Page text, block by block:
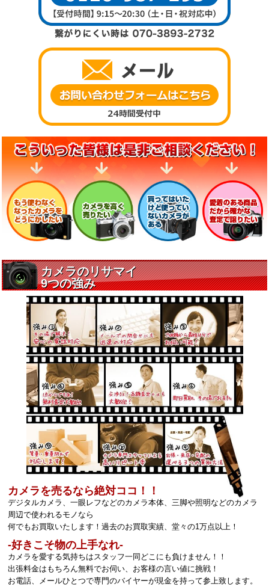
カメラを売るなら絶対ココ！！
デジタルカメラ、一眼レフなどのカメラ本体、三脚や照明などのカメラ
周辺で使われるモノなら
何でもお買取いたします！過去のお買取実績、堂々の1万点以上！
‐好きこそ物の上手なれ‐
カメラを愛する気持ちはスタッフ一同どこにも負けません！！
出張料金はもちろん無料でお伺い、お客様の言い値に挑戦！
お電話、メールひとつで専門のバイヤーが現金を持って参上致します。